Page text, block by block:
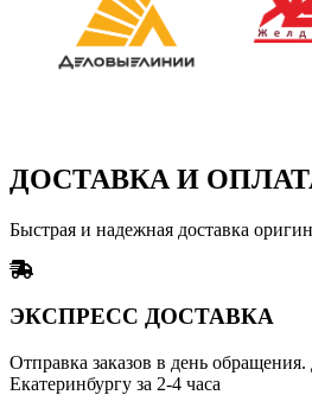
ДОСТАВКА И
Быстрая и надежная доставка
ЭКСПРЕСС ДОСТАВКА
Отправка заказов в день
Екатеринбургу за 2-4 часа